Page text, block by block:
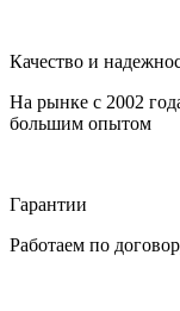
Качество и
На рынке с 2002
большим опытом
Гарантии
Работаем по